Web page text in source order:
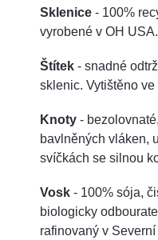
Sklenice - 100%
vyrobené v OH USA.
Štítek - snadné
sklenic. Vytištěno
Knoty -
bavlněných vláken,
svíčkách se silnou
Vosk - 100% sója,
biologicky
rafinovaný v Severní